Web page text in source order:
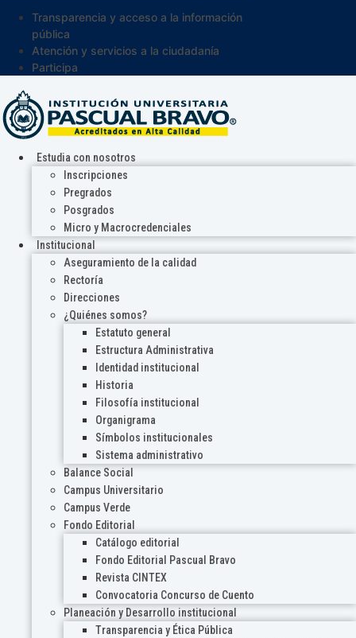
Transparencia y acceso a la información
pública
Atención y servicios a la ciudadanía
Participa
Estudia con nosotros
Inscripciones
Pregrados
Posgrados
Micro y Macrocredenciales
Institucional
Aseguramiento de la calidad
Rectoría
Direcciones
¿Quiénes somos?
Estatuto general
Estructura Administrativa
Identidad institucional
Historia
Filosofía institucional
Organigrama
Símbolos institucionales
Sistema administrativo
Balance Social
Campus Universitario
Campus Verde
Fondo Editorial
Catálogo editorial
Fondo Editorial Pascual Bravo
Revista CINTEX
Convocatoria Concurso de Cuento
Planeación y Desarrollo institucional
Transparencia y Ética Pública